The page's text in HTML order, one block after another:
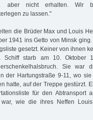
aber nicht erhalten. Wir
zu lassen."
die Brüder Max und Louis
1941 ins Getto von Minsk
gesetzt. Keiner von ihnen
Schiff starb am 10. Oktober
Sie war
der Hartungstraße 9-11, wo
hatte, auf der Treppe gestürzt.
für den Abtransport
war, wie die ihres Neffen